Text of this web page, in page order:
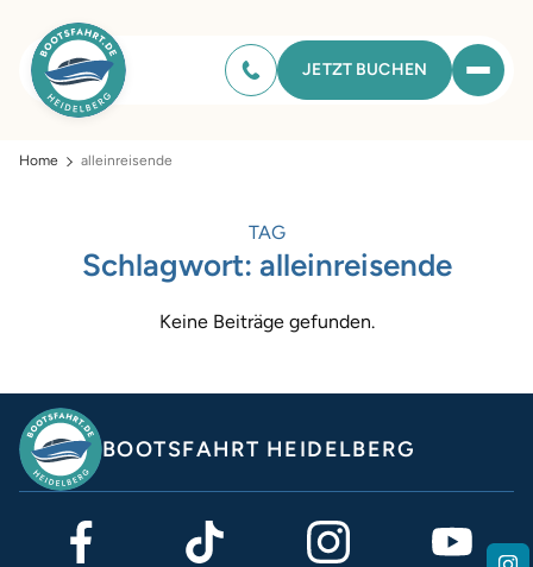
JETZT BUCHEN
Home alleinreisende
TAG
Schlagwort: alleinreisende
Keine Beiträge gefunden.
BOOTSFAHRT HEIDELBERG